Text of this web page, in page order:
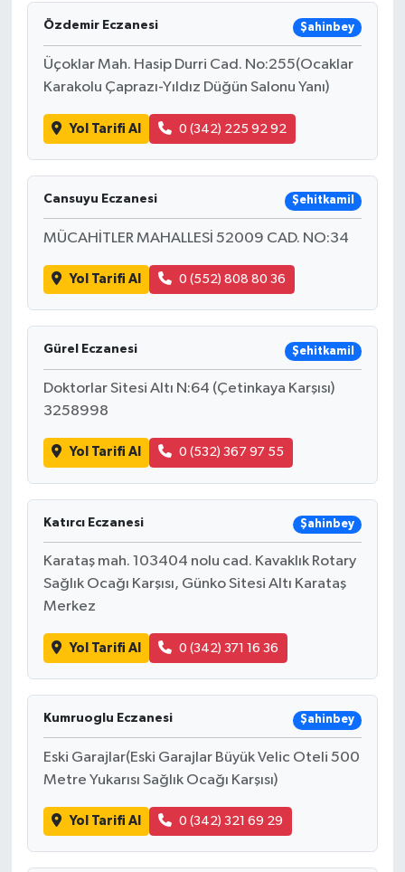
Özdemir Eczanesi Şahinbey
Üçoklar Mah. Hasip Durri Cad. No:255(Ocaklar
Karakolu Çaprazı-Yıldız Düğün Salonu Yanı)
Yol Tarifi Al 0 (342) 225 92 92
Cansuyu Eczanesi Şehitkamil
MÜCAHİTLER MAHALLESİ 52009 CAD. NO:34
Yol Tarifi Al 0 (552) 808 80 36
Gürel Eczanesi Şehitkamil
Doktorlar Sitesi Altı N:64 (Çetinkaya Karşısı)
3258998
Yol Tarifi Al 0 (532) 367 97 55
Katırcı Eczanesi Şahinbey
Karataş mah. 103404 nolu cad. Kavaklık Rotary
Sağlık Ocağı Karşısı, Günko Sitesi Altı Karataş
Merkez
Yol Tarifi Al 0 (342) 371 16 36
Kumruoglu Eczanesi Şahinbey
Eski Garajlar(Eski Garajlar Büyük Velic Oteli 500
Metre Yukarısı Sağlık Ocağı Karşısı)
Yol Tarifi Al 0 (342) 321 69 29